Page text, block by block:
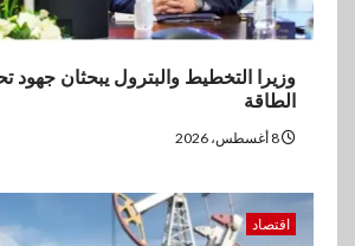
بنوك
5
اخبار
وزيرا التخطيط والبترول يبحثان جهود
الطاقة
اقتصاد